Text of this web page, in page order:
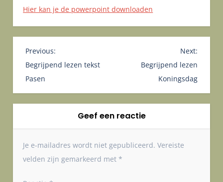
Hier kan je de powerpoint downloaden
B
e
r
i
c
n
a
Previous:
Begrijpend lezen tekst
Pasen
Next:
Begrijpend lezen
Koningsdag
Geef een reactie
Je e-mailadres wordt niet gepubliceerd. Vereiste
velden zijn gemarkeerd met*